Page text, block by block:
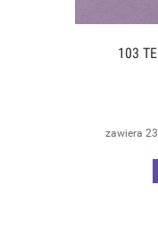
103
zawiera